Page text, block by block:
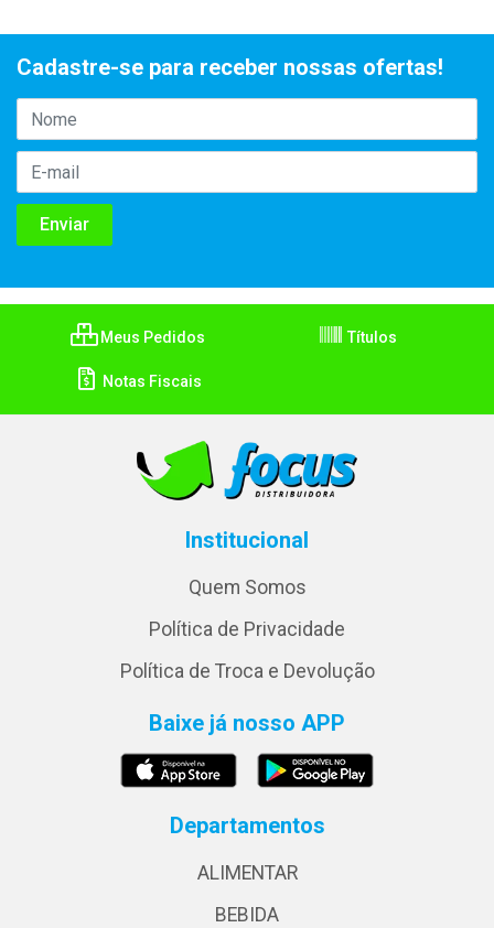
Cadastre-se para receber nossas ofertas!
Meus Pedidos Títulos
Notas Fiscais
Institucional
Quem Somos
Política de Privacidade
Política de Troca e Devolução
Baixe já nosso APP
Departamentos
ALIMENTAR
BEBIDA